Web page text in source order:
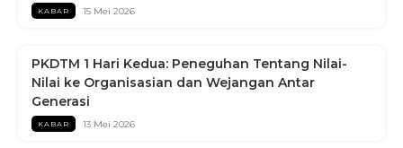
KABAR 15 Mei 2026
PKDTM 1 Hari Kedua: Peneguhan Tentang Nilai-
Nilai ke Organisasian dan Wejangan Antar
Generasi
KABAR 13 Mei 2026